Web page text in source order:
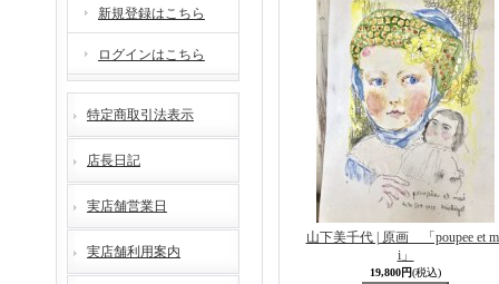
新規登録はこちら
ログインはこちら
特定商取引法表示
店長日記
実店舗営業日
実店舗利用案内
山下美千代 | 原画 「poupee et
i」
19,800円(税込)